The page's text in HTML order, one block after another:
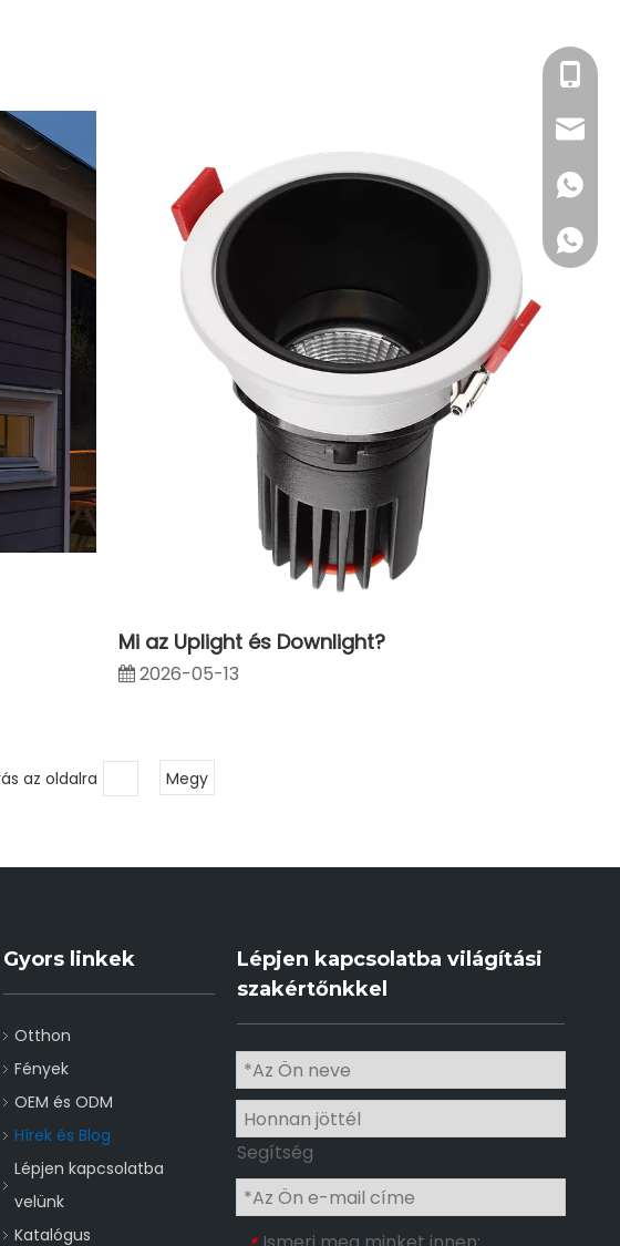
Mi az Uplight és Downlight?
2026-05-13
az oldalra Megy
+86-
+86
Gyors linkek
Otthon
Fények
OEM és ODM
Hírek és Blog
Lépjen kapcsolatba
velünk
Katalógus
Lépjen kapcsolatba világítási
szakértőnkkel
Segítség